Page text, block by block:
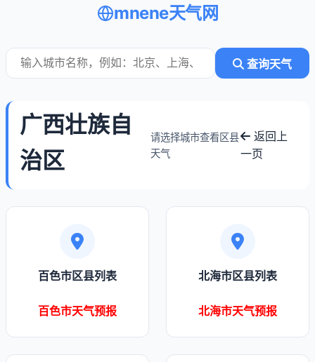
mnene天气网
查询天气
广西壮族自
治区
请选择城市查看区县
天气
返回上
一页
百色市区县列表
百色市天气预报
北海市区县列表
北海市天气预报